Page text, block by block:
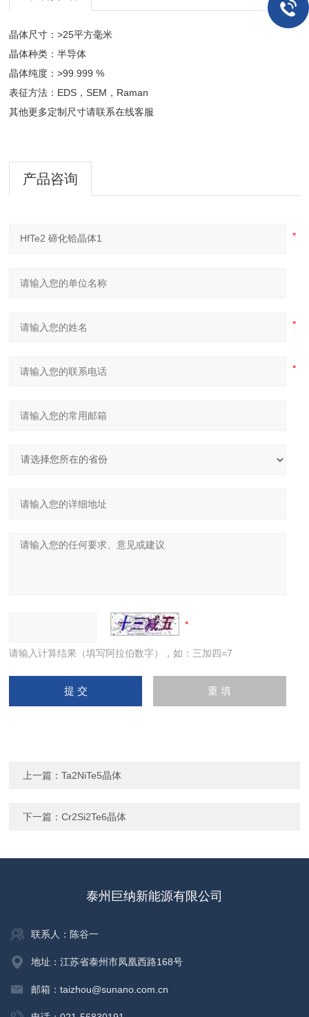
晶体尺寸：>25平方毫米
晶体种类：半导体
晶体纯度：>99.999 %
表征方法：EDS，SEM，Raman
其他更多定制尺寸请联系在线客服
产品咨询
请输入计算结果（填写阿拉伯数字），如：三加四=7
上一篇：Ta2NiTe5晶体
下一篇：Cr2Si2Te6晶体
泰州巨纳新能源有限公司
联系人：陈谷一
地址：江苏省泰州市凤凰西路168号
邮箱：taizhou@sunano.com.cn